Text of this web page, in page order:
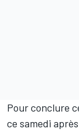
Pour conclure
ce samedi